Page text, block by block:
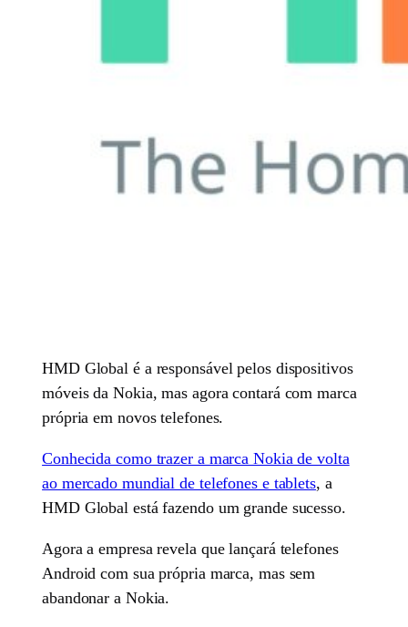
HMD Global é a responsável pelos dispositivos
móveis da Nokia, mas agora contará com marca
própria em novos telefones.
Conhecida como trazer a marca Nokia de volta
ao mercado mundial de telefones e tablets, a
HMD Global está fazendo um grande sucesso.
Agora a empresa revela que lançará telefones
Android com sua própria marca, mas sem
abandonar a Nokia.